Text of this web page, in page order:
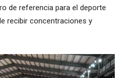
de referencia para el deporte
recibir concentraciones y